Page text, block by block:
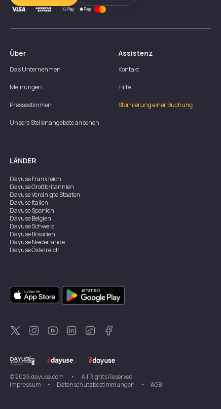
Über
Das Unternehmen
Meinungen
Pressestimmen
Unsere Stellenangebote ansehen
Assistenz
Kontakt
Hilfe
Stornierung einer Buchung
LÄNDER
DayuseFrankreich
DayuseGroßbritannien
DayuseVereinigte Staaten
DayuseItalien
DayuseSpanien
DayuseBelgien
DayuseSchweiz
DayuseBrasilien
DayuseNiederlande
DayuseÖsterreich
DayuseSingapur
DayuseZweden
DayuseThailand
DayuseNeuseeland
DayuseTürkei
©2026dayuse.com •
All Rights Reserved
Impressum
• Datenschutzbestimmungen • AGB